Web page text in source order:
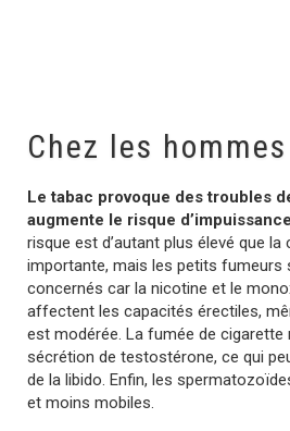
Chez les hommes
Le tabac provoque des troubles
augmente le risque d’impuissance
risque est d’autant plus élevé que
importante, mais les petits fumeurs
concernés car la nicotine et le
affectent les capacités érectiles,
est modérée. La fumée de cigarette
sécrétion de testostérone, ce qui
de la libido. Enfin, les
et moins mobiles.